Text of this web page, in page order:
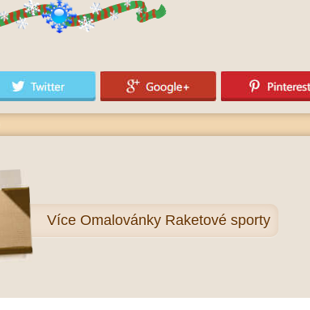
Více Omalovánky Raketové sporty